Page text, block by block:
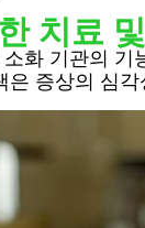
치료
화 기관의 기
증상의 심